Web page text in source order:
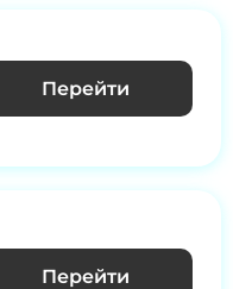
Перейти
Перейти